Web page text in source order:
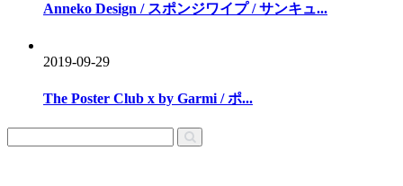
Anneko Design / スポンジワイプ / サンキュ...
2019-09-29
The Poster Club x by Garmi / ポ...